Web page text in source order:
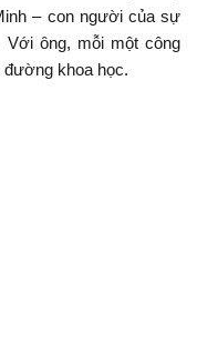
– con người của sự
ông, mỗi một công
đường khoa học.